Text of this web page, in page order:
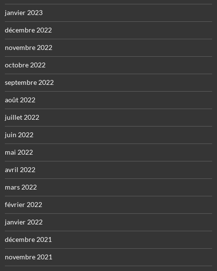
janvier 2023
décembre 2022
novembre 2022
octobre 2022
septembre 2022
août 2022
juillet 2022
juin 2022
mai 2022
avril 2022
mars 2022
février 2022
janvier 2022
décembre 2021
novembre 2021